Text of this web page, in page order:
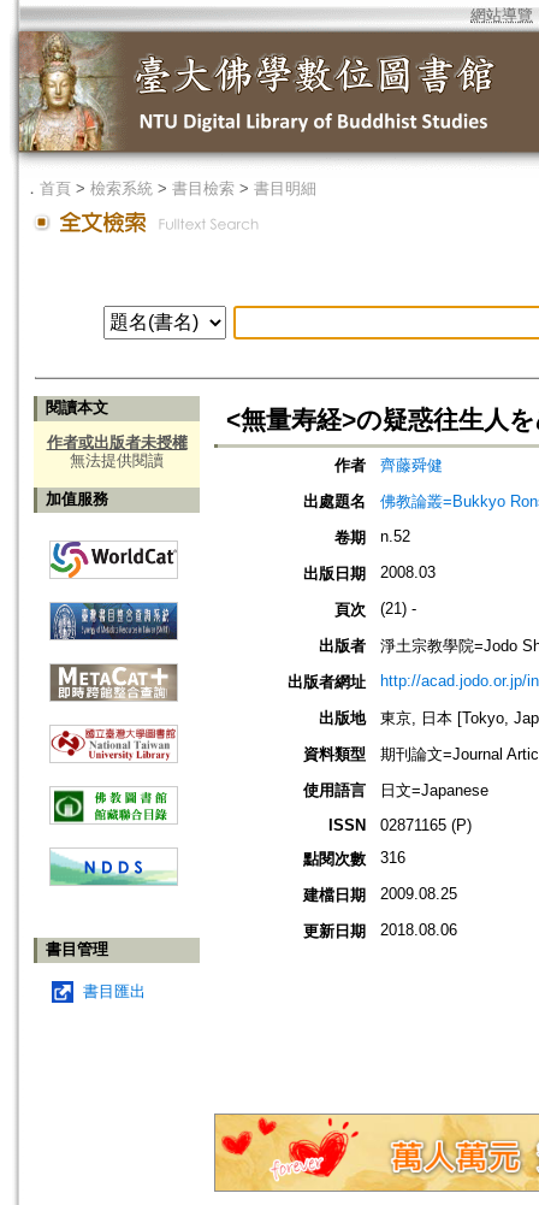
網站導覽
． 首頁 > 檢索系統 > 書目檢索 > 書目明細
閱讀本文
作者或出版者未授權
無法提供閱讀
加值服務
書目管理
書目匯出
<無量寿経>の疑惑往生人
作者
齊藤舜健
出處題名
佛教論叢=Bukkyo
卷期
n.52
出版日期 2008.03
頁次 (21) -
出版者
淨土宗教學院=Jodo
出版者網址
http://acad.jodo.or.jp/
出版地
東京, 日本 [Tokyo,
資料類型
期刊論文=Journal
使用語言
日文=Japanese
ISSN
02871165 (P)
點閱次數
316
建檔日期 2009.08.25
更新日期 2018.08.06